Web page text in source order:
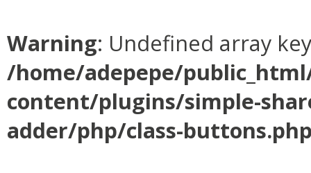
Warning: Undefined array
/home/adepepe/
content/plugins/simple-
adder/php/class-